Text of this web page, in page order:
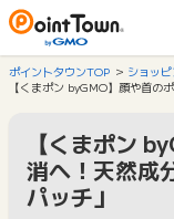
ポイントタウンTOP ショッ
【くまポン byGMO】顔や首の
【くまポン
消へ！天然成
パッチ」